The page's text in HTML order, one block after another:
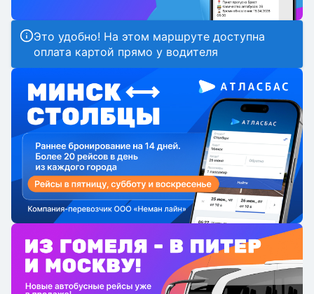
Это удобно! На этом маршруте доступна
оплата картой прямо у водителя